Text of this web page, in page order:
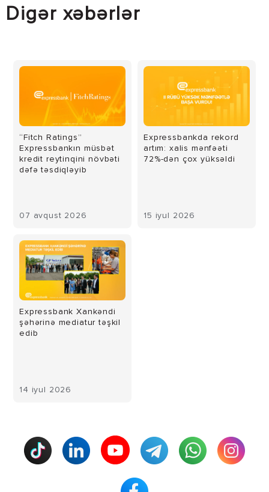
Digər xəbərlər
“Fitch Ratings”
Expressbankın müsbət
kredit reytinqini növbəti
dəfə təsdiqləyib
07 avqust 2026
Expressbankda rekord
artım: xalis mənfəəti
72%-dən çox yüksəldi
15 iyul 2026
Expressbank Xankəndi
şəhərinə mediatur təşkil
edib
14 iyul 2026